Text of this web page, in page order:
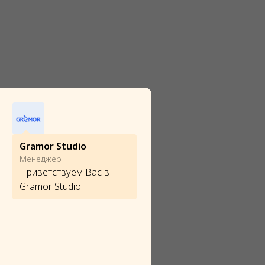
Gramor Studio
Менеджер
Приветствуем Вас в
Gramor Studio!